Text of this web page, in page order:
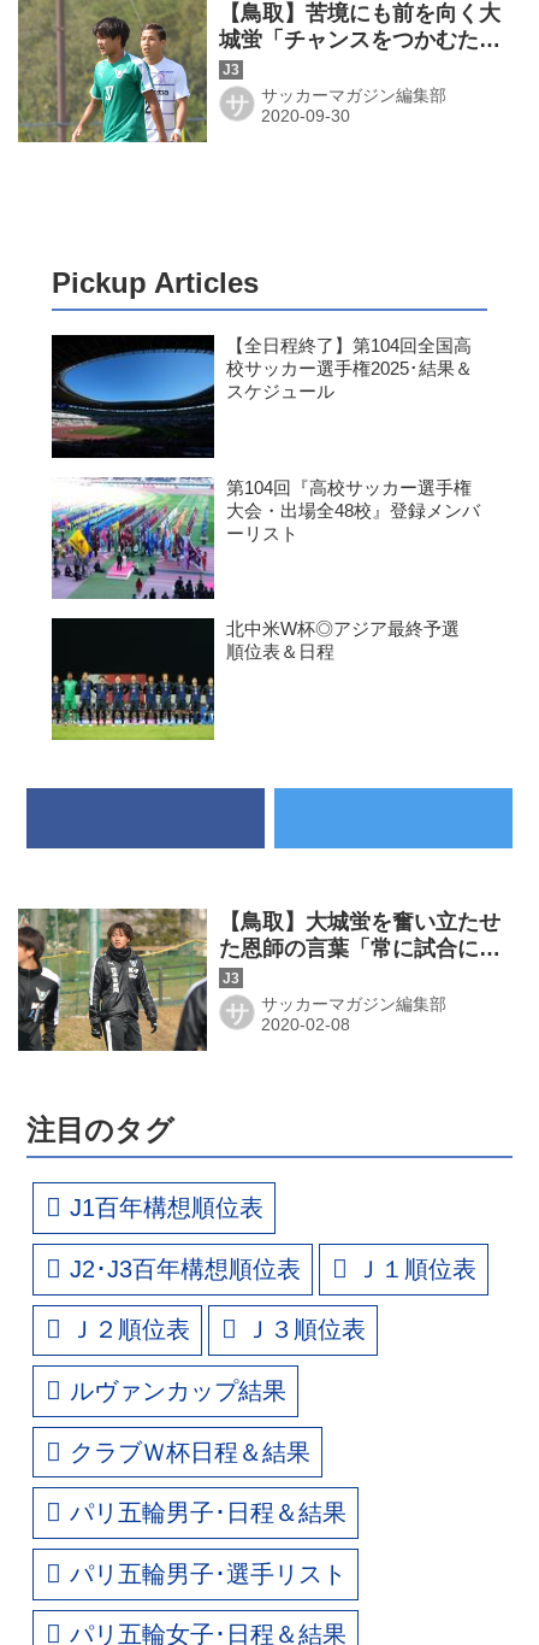
【鳥取】苦境にも前を向く大
城蛍「チャンスをつかむため
に、やるしかない」
サ サッカーマガジン編集部
Pickup Articles
【全日程終了】第104回全国高
校サッカー選手権2025･結果＆
スケジュール
第104回『高校サッカー選手権
大会・出場全48校』登録メンバ
ーリスト
北中米W杯◎アジア最終予選
順位表＆日程
【鳥取】大城蛍を奮い立たせ
た恩師の言葉「常に試合に出
場し続けろ」
サ サッカーマガジン編集部
注目のタグ
J1百年構想順位表
J2･J3百年構想順位表 Ｊ１順位表
Ｊ２順位表 Ｊ３順位表
ルヴァンカップ結果
クラブＷ杯日程＆結果
パリ五輪男子･日程＆結果
パリ五輪男子･選手リスト
パリ五輪女子･日程＆結果